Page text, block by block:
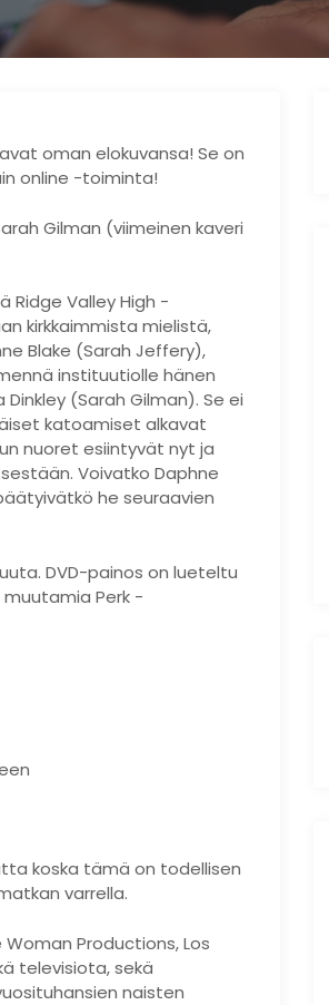
oman elokuvansa! Se on
online -toiminta!
Gilman (viimeinen kaveri
Ridge Valley High -
kirkkaimmista mielistä,
Blake (Sarah Jeffery),
instituutiolle hänen
(Sarah Gilman). Se ei
katoamiset alkavat
nuoret esiintyvät nyt ja
Voivatko Daphne
he seuraavien
DVD-painos on lueteltu
muutamia Perk -
koska tämä on todellisen
varrella.
Productions, Los
televisiota, sekä
naisten